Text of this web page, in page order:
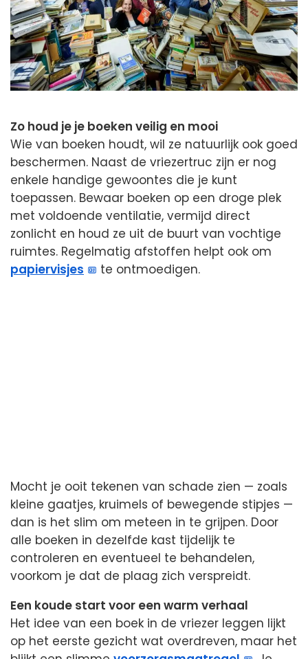
Zo houd je je boeken veilig en mooi
Wie van boeken houdt, wil ze natuurlijk ook goed
beschermen. Naast de vriezertruc zijn er nog
enkele handige gewoontes die je kunt
toepassen. Bewaar boeken op een droge plek
met voldoende ventilatie, vermijd direct
zonlicht en houd ze uit de buurt van vochtige
ruimtes. Regelmatig afstoffen helpt ook om
papiervisjes
te ontmoedigen.
Mocht je ooit tekenen van schade zien — zoals
kleine gaatjes, kruimels of bewegende stipjes —
dan is het slim om meteen in te grijpen. Door
alle boeken in dezelfde kast tijdelijk te
controleren en eventueel te behandelen,
voorkom je dat de plaag zich verspreidt.
Een koude start voor een warm verhaal
Het idee van een boek in de vriezer leggen lijkt
op het eerste gezicht wat overdreven, maar het